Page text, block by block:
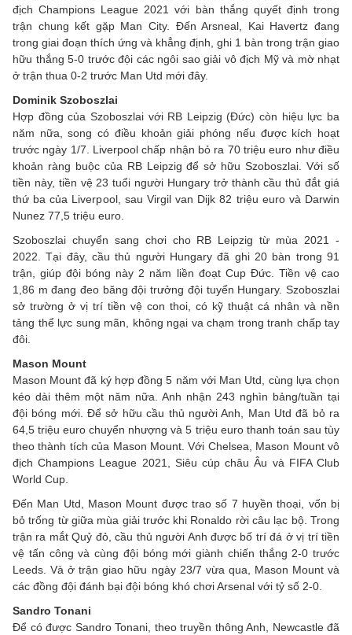
địch Champions League 2021 với bàn thắng quyết định trong
trận chung kết gặp Man City. Đến Arsneal, Kai Havertz đang
trong giai đoạn thích ứng và khẳng định, ghi 1 bàn trong trận giao
hữu thắng 5-0 trước đội các ngôi sao giải vô địch Mỹ và mờ nhạt
ở trận thua 0-2 trước Man Utd mới đây.
Dominik Szoboszlai
Hợp đồng của Szoboszlai với RB Leipzig (Đức) còn hiệu lực ba
năm nữa, song có điều khoản giải phóng nếu được kích hoạt
trước ngày 1/7. Liverpool chấp nhận bỏ ra 70 triệu euro như điều
khoản ràng buộc của RB Leipzig để sở hữu Szoboszlai. Với số
tiền này, tiền vệ 23 tuổi người Hungary trở thành cầu thủ đắt giá
thứ ba của Liverpool, sau Virgil van Dijk 82 triệu euro và Darwin
Nunez 77,5 triệu euro.
Szoboszlai chuyển sang chơi cho RB Leipzig từ mùa 2021 -
2022. Tại đây, cầu thủ người Hungary đã ghi 20 bàn trong 91
trận, giúp đội bóng này 2 năm liền đoạt Cup Đức. Tiền vệ cao
1,86 m đang đeo băng đội trưởng đội tuyển Hungary. Szoboszlai
sở trường ở vị trí tiền vệ con thoi, có kỹ thuật cá nhân và nền
tảng thể lực sung mãn, không ngại va chạm trong tranh chấp tay
đôi.
Mason Mount
Mason Mount đã ký hợp đồng 5 năm với Man Utd, cùng lựa chọn
kéo dài thêm một năm nữa. Anh nhận 243 nghìn bảng/tuần tại
đội bóng mới. Để sở hữu cầu thủ người Anh, Man Utd đã bỏ ra
64,5 triệu euro chuyển nhượng và 5 triệu euro thanh toán sau tùy
theo thành tích của Mason Mount. Với Chelsea, Mason Mount vô
địch Champions League 2021, Siêu cúp châu Âu và FIFA Club
World Cup.
Đến Man Utd, Mason Mount được trao số 7 huyền thoại, vốn bị
bỏ trống từ giữa mùa giải trước khi Ronaldo rời câu lạc bộ. Trong
trận ra mắt Quỷ đỏ, cầu thủ người Anh được bố trí đá ở vị trí tiền
vệ tấn công và cùng đội bóng mới giành chiến thắng 2-0 trước
Leeds. Và ở trận giao hữu ngày 23/7 vừa qua, Mason Mount và
các đồng đội đánh bại đội bóng khó chơi Arsenal với tỷ số 2-0.
Sandro Tonani
Để có được Sandro Tonani, theo truyền thông Anh, Newcastle đã